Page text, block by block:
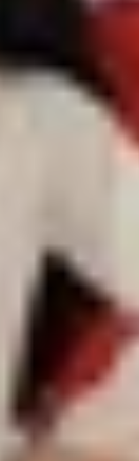
gập